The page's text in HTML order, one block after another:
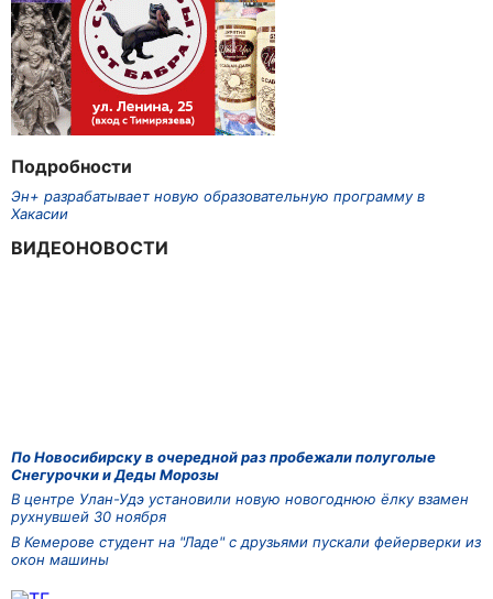
Подробности
Эн+ разрабатывает новую образовательную программу в
Хакасии
ВИДЕОНОВОСТИ
По Новосибирску в очередной раз пробежали полуголые
Снегурочки и Деды Морозы
В центре Улан-Удэ установили новую новогоднюю ёлку взамен
рухнувшей 30 ноября
В Кемерове студент на "Ладе" с друзьями пускали фейерверки из
окон машины